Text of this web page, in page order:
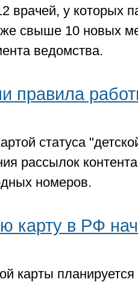
врачей, у которых
свыше 10 новых
ведомства.
правила
статуса
рассылок
номеров.
карту в РФ
карты планируется